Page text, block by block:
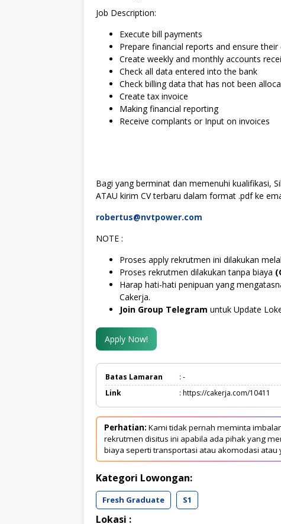
Job Description:
Execute bill payments
Prepare financial reports and ensure their
Create weekly and monthly accounts
Check all data entered into the bank
Check billing data that has not been
Create tax invoice
Making financial reporting
Receive complants or Input on invoices
Bagi yang berminat dan memenuhi kualifikasi,
ATAU kirim CV terbaru dalam format .pdf ke
robertus@nvtpower.com
NOTE :
Proses apply rekrutmen ini dilakukan
Proses rekrutmen dilakukan tanpa biaya
Harap hati-hati penipuan yang
Cakerja.
Join Group Telegram untuk Update
Apply Now!
Batas Lamaran
: -
Link
: https://cakerja.com/10411
Perhatian: Kami tidak pernah meminta
rekrutmen disitus ini apabila ada pihak yang
biaya seperti transportasi atau akomodasi atau
Kategori Lowongan:
Fresh Graduate S1
Lokasi :